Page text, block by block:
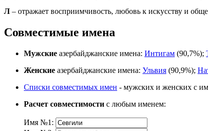
Л – отражает восприимчивость, любовь к искусству и
Совместимые имена
Мужские азербайджанские имена: Интигам (90,7%);
Женские азербайджанские имена: Ульвия (90,9%);
Списки совместимых имен - мужских и женских с
Расчет совместимости с любым именем:
Имя №1: